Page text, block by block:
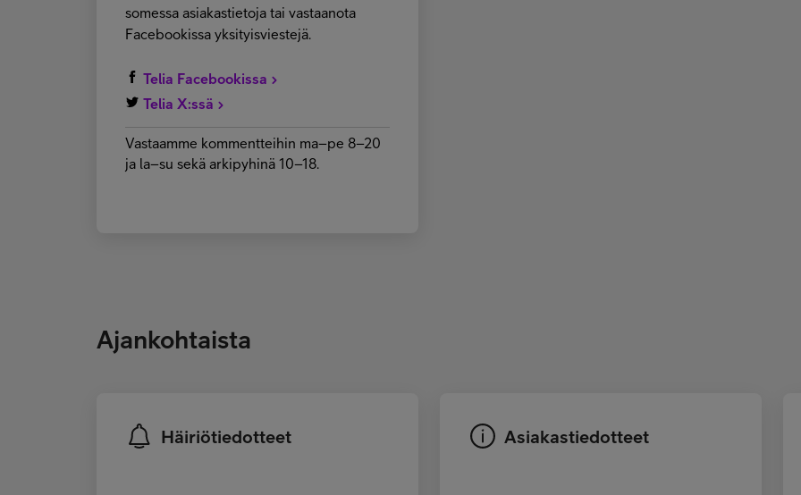
somessa asiakastietoja tai vastaanota
Facebookissa yksityisviestejä.
Telia Facebookissa
Telia X:ssä
Vastaamme kommentteihin ma–pe 8–20
ja la–su sekä arkipyhinä 10–18.
Ajankohtaista
Häiriötiedotteet Asiakastiedotteet